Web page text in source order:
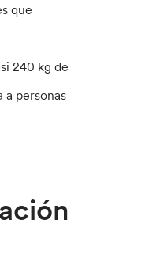
que
240 kg de
a personas